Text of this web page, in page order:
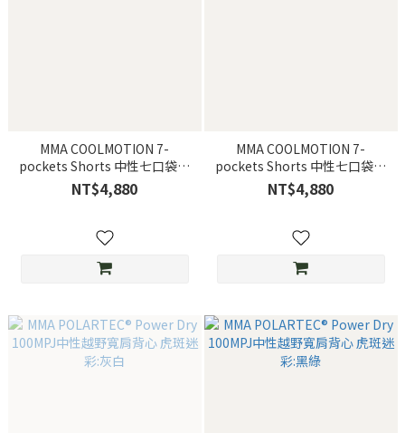
MMA COOLMOTION 7-
pockets Shorts 中性七口袋健
行短褲 灰 MMA23-34
NT$4,880
MMA COOLMOTION 7-
pockets Shorts 中性七口袋健
行短褲 靛藍色 MMA23-34
NT$4,880